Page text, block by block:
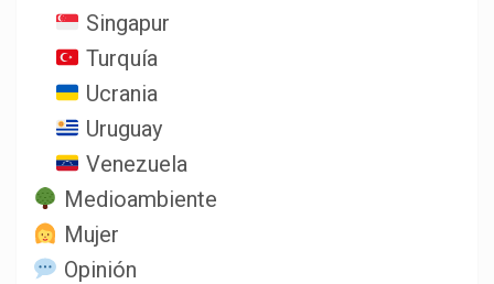
Singapur
Turquía
Ucrania
Uruguay
Venezuela
Medioambiente
Mujer
Opinión